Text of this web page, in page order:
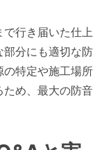
行き届いた仕上
部分にも適切な防
特定や施工場所
め、最大の防音